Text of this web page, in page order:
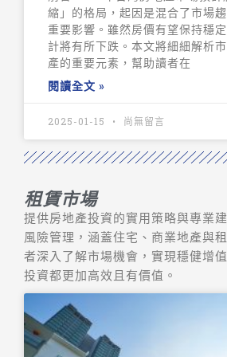
縮」的格局，起因是混合了市場
重要影響。雖然房價有望保持穩
計將有所下跌。本文將細細解析
產的重要元素，幫助讀者在
閱讀全文 »
2025-01-15 尚無留言
租賃市場
提供房地產投資的實用策略與專業
風險管理，涵蓋住宅、商業地產與
者深入了解市場機會，實現穩健增
投資都更加高效且有價值。